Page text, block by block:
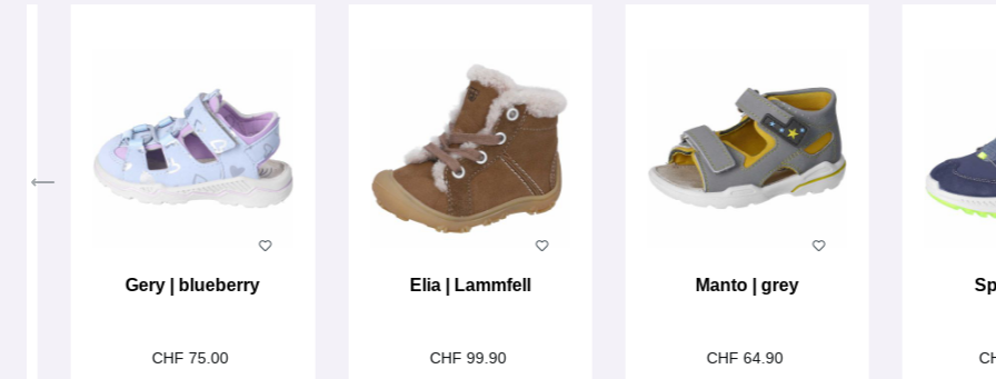
Gery | blueberry
CHF 75.00
Elia | Lammfell
CHF 99.90
Manto | grey
CHF 64.90